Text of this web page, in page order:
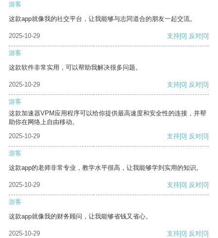
游客
这款app就像我的社交平台，让我能够与志同道合的朋友一起交流。
2025-10-29 支持[0] 反对[0]
游客
这款软件非常实用，可以帮助我解决很多问题。
2025-10-29 支持[0] 反对[0]
游客
这款加速器VPM应用程序可以给你提供最高速度和安全性的连接，并帮
助你在网络上自由移动。
2025-10-29
支持[0] 反对[0]
游客
这款app的老师非常专业，教学水平很高，让我能够学到实用的知识。
2025-10-29 支持[0] 反对[0]
游客
这款app就像我的财务顾问，让我能够省钱又省心。
2025-10-29 支持[0] 反对[0]